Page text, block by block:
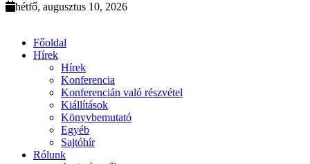
hétfő, augusztus 10, 2026
Főoldal
Hírek
Hírek
Konferencia
Konferencián való részvétel
Kiállítások
Könyvbemutató
Egyéb
Sajtóhír
Rólunk